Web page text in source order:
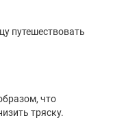
путешествовать
что
тряску.